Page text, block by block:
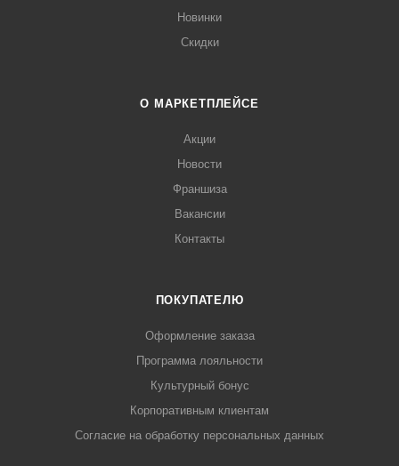
Новинки
Скидки
О МАРКЕТПЛЕЙСЕ
Акции
Новости
Франшиза
Вакансии
Контакты
ПОКУПАТЕЛЮ
Оформление заказа
Программа лояльности
Культурный бонус
Корпоративным клиентам
Согласие на обработку персональных данных